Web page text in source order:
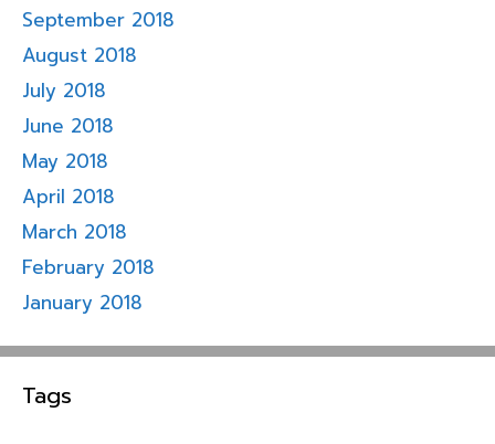
September 2018
August 2018
July 2018
June 2018
May 2018
April 2018
March 2018
February 2018
January 2018
Tags